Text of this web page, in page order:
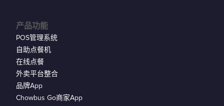
产品功能
POS管理系统
自助点餐机
在线点餐
外卖平台整合
品牌App
Chowbus Go商家App